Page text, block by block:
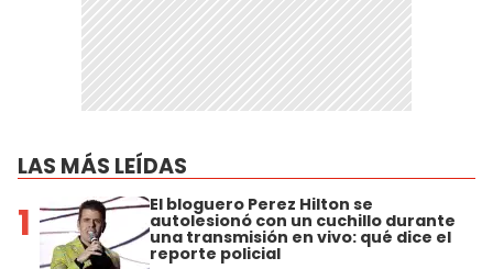
LAS MÁS LEÍDAS
1 El bloguero Perez Hilton se
autolesionó con un cuchillo durante
una transmisión en vivo: qué dice el
reporte policial